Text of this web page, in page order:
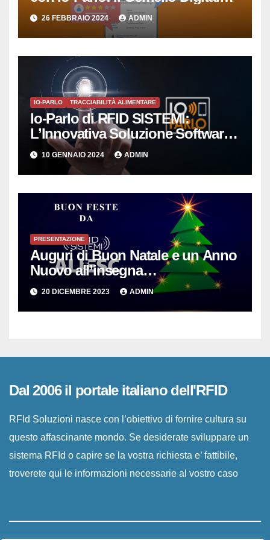
che Semplicemente Parla
26 FEBBRAIO 2024 ADMIN
IO-PARLO TRACCIABILITÀ ALIMENTARE
Io-Parlo di RFID SISTEMI:
L’Innovativa Soluzione Software
per la Gestione Intelligente delle
Copie Digitali
10 GENNAIO 2024 ADMIN
PRESENTAZIONE
Auguri di Buon Natale e un Anno
Nuovo all’insegna
dell’Innovazione per le PMI
20 DICEMBRE 2023 ADMIN
Dal 2006 il portale italiano dell'RFID
RFId Soluzioni nasce con l’obiettivo di fornire cultura su
questo affascinante mondo. Se desiderate sviluppare un
sistema RFId o capire se la vostra richiesta e’ fattibile,
troverete qui le informazioni necessarie al vostro caso